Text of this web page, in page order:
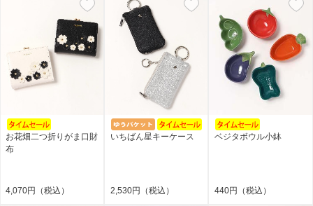
お花畑二つ折りがま口財
布
4,070円（税込）
いちばん星キーケース
2,530円（税込）
ベジタボウル小鉢
440円（税込）